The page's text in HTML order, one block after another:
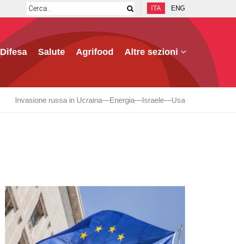
ITA ENG
Difesa Salute Agrifood Altre sezioni
Invasione russa in Ucraina Energia Israele Usa